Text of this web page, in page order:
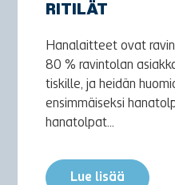
RITILÄT
Hanalaitteet ovat
80 % ravintolan
tiskille, ja heidän
ensimmäiseksi
hanatolpat...
Lue lisää